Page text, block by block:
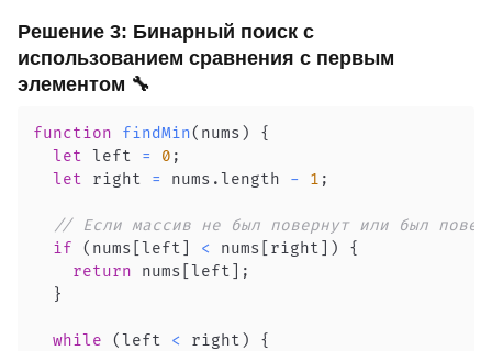
Решение 3: Бинарный поиск с
использованием сравнения с первым
элементом 🔧
function findMin( nums )
{
let left = 0 ;
let right = nums .length - 1 ;
// Если массив не был повернут или был
if
( nums left < nums right )
{
return nums left
;
}
while (left < right )
{